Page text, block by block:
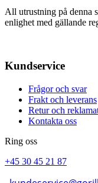
All utrustning på denna
enlighet med gällande
Kundservice
Frågor och svar
Frakt och leverans
Retur och
Kontakta oss
Ring oss
+45 30 45 21 87